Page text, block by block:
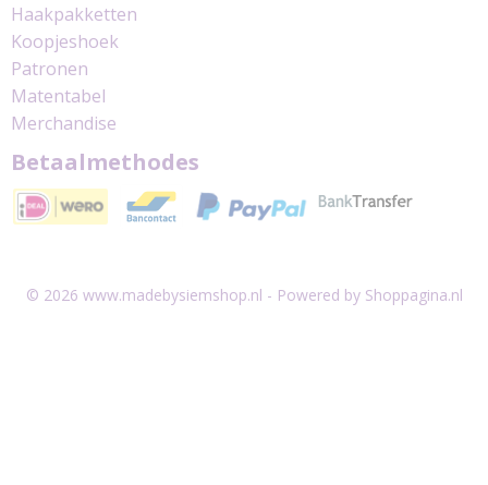
Haakpakketten
Koopjeshoek
Patronen
Matentabel
Merchandise
Betaalmethodes
© 2026 www.madebysiemshop.nl - Powered by Shoppagina.nl